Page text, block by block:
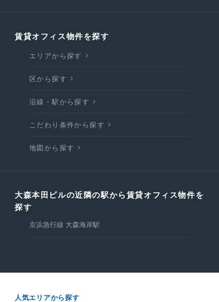
賃貸オフィス物件を探す
エリアから探す
区から探す
沿線・駅から探す
こだわり条件から探す
地図から探す
大森本田ビルの近隣の駅から賃貸オフィス物件を
探す
京浜急行線 大森海岸駅
人気エリアから探す